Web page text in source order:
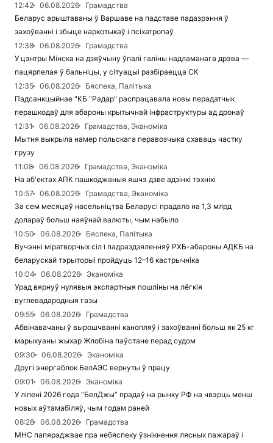
12:42
06.08.2026
Грамадства
Беларус арыштаваны ў Варшаве на падставе падазрэння ў
захоўванні і збыце наркотыкаў і псіхатропаў
12:38
06.08.2026
Грамадства
У цэнтры Мінска на дзяўчыну ўпалі галіны надламанага дрэва —
пацярпелая ў бальніцы, у сітуацыі разбіраецца СК
12:35
06.08.2026
Бяспека, Палітыка
Падсанкцыйнае "КБ "Радар" распрацавала новы перадатчык
перашкодаў для абароны крытычнай інфраструктуры ад дронаў
12:31
06.08.2026
Грамадства, Эканоміка
Мытня выкрыла намер польскага перавозчыка схаваць частку
грузу
11:08
06.08.2026
Грамадства, Эканоміка
На аб'ектах АПК пашкоджаныя яшчэ дзве адзінкі тэхнікі
10:57
06.08.2026
Грамадства, Эканоміка
За сем месяцаў насельніцтва Беларусі прадало на 1,3 млрд
долараў больш наяўнай валюты, чым набыло
10:50
06.08.2026
Бяспека, Палітыка
Вучэнні міратворчых сіл і падраздзяленняў РХБ-абароны АДКБ на
беларускай тэрыторыі пройдуць 12–16 кастрычніка
10:04
06.08.2026
Эканоміка
Урад вярнуў нулявыя экспартныя пошліны на лёгкія
вуглевадародныя газы
09:55
06.08.2026
Грамадства
Абвінавачаны ў вырошчванні канопляў і захоўванні больш як 25 кг
марыхуаны жыхар Жлобіна паўстане перад судом
09:30
06.08.2026
Эканоміка
Другі энергаблок БелАЭС вернуты ў працу
09:01
06.08.2026
Эканоміка
У ліпені 2026 года “БелДжы” прадаў на рынку РФ на чвэрць менш
новых аўтамабіляў, чым годам раней
08:28
06.08.2026
Грамадства
МНС папярэджвае пра небяспеку ўзнікнення лясных пажараў і